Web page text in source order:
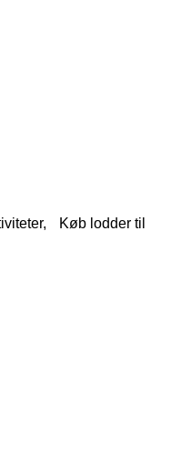
Køb lodder til